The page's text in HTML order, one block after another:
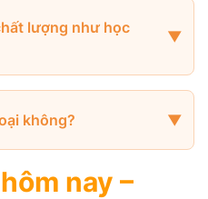
lượng như học
không?
nay –